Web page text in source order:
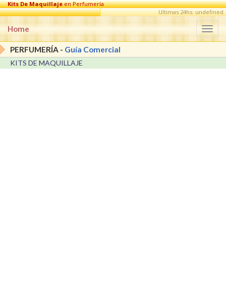
Kits De Maquillajeen Perfumería
Ultimas 24hs: undefined
Home
PERFUMERÍA - Guía Comercial
KITS DE MAQUILLAJE